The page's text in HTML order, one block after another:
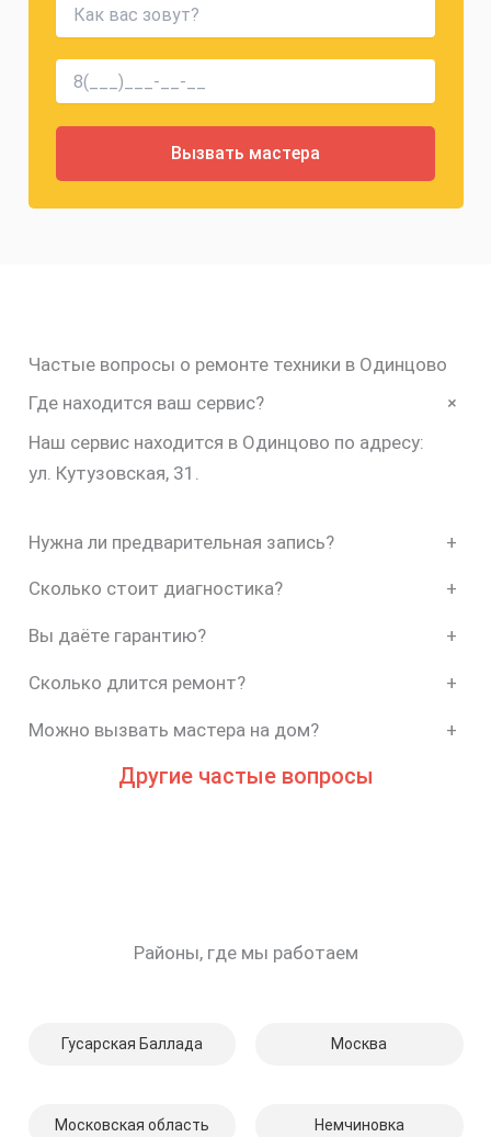
Частые вопросы о ремонте техники в Одинцово
Где находится ваш сервис?
+
Наш сервис находится в Одинцово по адресу:
ул. Кутузовская, 31.
Нужна ли предварительная запись? +
Сколько стоит диагностика? +
Вы даёте гарантию? +
Сколько длится ремонт? +
Можно вызвать мастера на дом? +
Другие частые вопросы
Районы, где мы работаем
Гусарская Баллада Москва
Московская область Немчиновка